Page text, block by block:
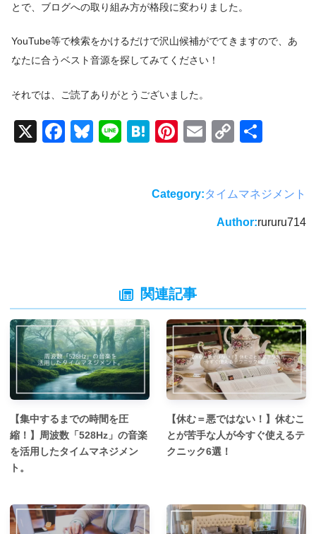
とで、ブログへの取り組み方が格段に変わりました。
YouTube等で検索をかけるだけで沢山候補がでてきますので、あ
なたに合うベスト音源を探してみてください！
それでは、ご読了ありがとうございました。
X
F
Bl
Li
H
n
Pi
e
E
C
y
Li
Category:タイムマネジメント
Author:rururu714
関連記事
【集中するまでの時間を圧
縮！】周波数「528Hz」の音楽
を活用したタイムマネジメン
ト。
【休む＝悪ではない！】休むこ
とが苦手な人が今すぐ使えるテ
クニック6選！